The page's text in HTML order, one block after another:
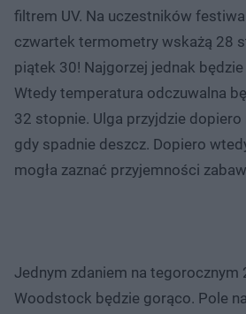
filtrem UV. Na uczestników
czwartek termometry wskażą 28
piątek 30! Najgorzej jednak
Wtedy temperatura odczuwalna
32 stopnie. Ulga przyjdzie
gdy spadnie deszcz. Dopiero
mogła zaznać przyjemności
Jednym zdaniem na tegorocznym
Woodstock będzie gorąco. Pole